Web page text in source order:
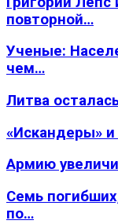
повторной…
Ученые:
чем…
Литва
«Искандеры»
Армию
Семь
по…